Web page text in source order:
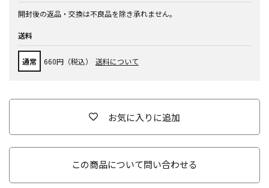
開封後の返品・交換は不良品を除き承れません。
送料
通常 660円（税込） 送料について
お気に入りに追加
この商品について問い合わせる